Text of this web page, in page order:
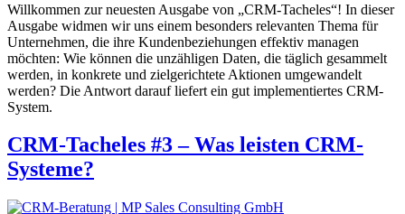
Willkommen zur neuesten Ausgabe von „CRM-Tacheles“! In dieser
Ausgabe widmen wir uns einem besonders relevanten Thema für
Unternehmen, die ihre Kundenbeziehungen effektiv managen
möchten: Wie können die unzähligen Daten, die täglich gesammelt
werden, in konkrete und zielgerichtete Aktionen umgewandelt
werden? Die Antwort darauf liefert ein gut implementiertes CRM-
System.
CRM-Tacheles #3 – Was leisten CRM-
Systeme?